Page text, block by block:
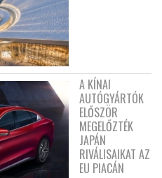
A KÍNAI
AUTÓGYÁRTÓK
ELŐSZÖR
MEGELŐZTÉK
JAPÁN
RIVÁLISAIKAT AZ
EU PIACÁN